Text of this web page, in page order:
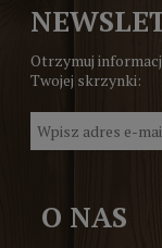
Otrzymuj
Twojej skrzynki:
O NAS